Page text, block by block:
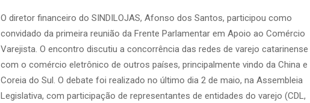
O diretor financeiro do SINDILOJAS, Afonso dos Santos, participou como
convidado da primeira reunião da Frente Parlamentar em Apoio ao Comércio
Varejista. O encontro discutiu a concorrência das redes de varejo catarinense
com o comércio eletrônico de outros países, principalmente vindo da China e
Coreia do Sul. O debate foi realizado no último dia 2 de maio, na Assembleia
Legislativa, com participação de representantes de entidades do varejo (CDL,